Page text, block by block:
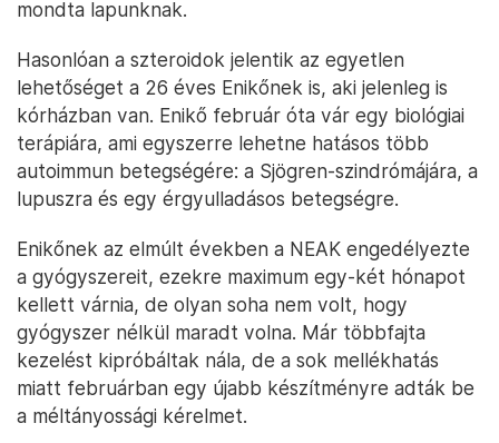
mondta lapunknak.
Hasonlóan a szteroidok jelentik az egyetlen
lehetőséget a 26 éves Enikőnek is, aki jelenleg is
kórházban van. Enikő február óta vár egy biológiai
terápiára, ami egyszerre lehetne hatásos több
autoimmun betegségére: a Sjögren-szindrómájára, a
lupuszra és egy érgyulladásos betegségre.
Enikőnek az elmúlt években a NEAK engedélyezte
a gyógyszereit, ezekre maximum egy-két hónapot
kellett várnia, de olyan soha nem volt, hogy
gyógyszer nélkül maradt volna. Már többfajta
kezelést kipróbáltak nála, de a sok mellékhatás
miatt februárban egy újabb készítményre adták be
a méltányossági kérelmet.